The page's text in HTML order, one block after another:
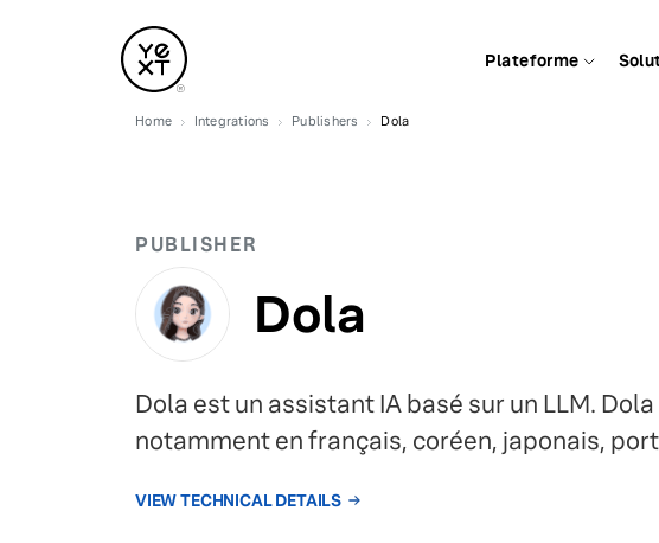
Plateforme
Home Integrations Publishers Dola
PUBLISHER
Dola
Dola est un assistant IA basé sur un LLM.
notamment en français, coréen, japonais,
VIEW TECHNICAL DETAILS